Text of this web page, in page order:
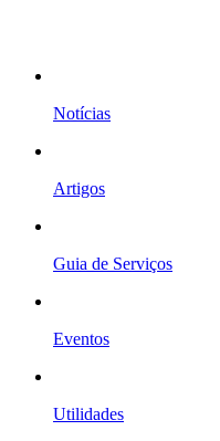
Notícias
Artigos
Guia de Serviços
Eventos
Utilidades